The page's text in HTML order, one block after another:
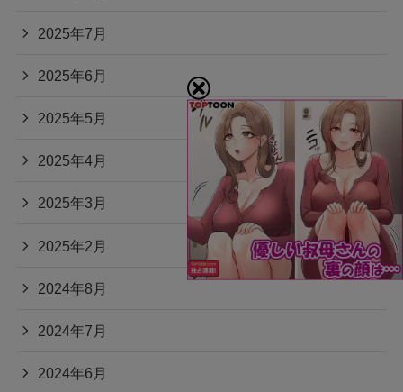
2025年7月
2025年6月
2025年5月
2025年4月
2025年3月
2025年2月
2024年8月
2024年7月
2024年6月